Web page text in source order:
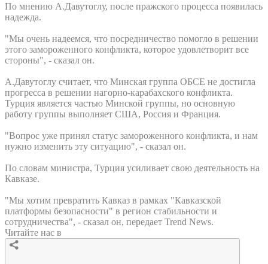
По мнению А.Давутоглу, после пражского процесса появилась
надежда.
"Мы очень надеемся, что посредничество помогло в решении
этого замороженного конфликта, которое удовлетворит все
стороны", - сказал он.
А.Давутоглу считает, что Минская группа ОБСЕ не достигла
прогресса в решении нагорно-карабахского конфликта.
Турция является частью Минской группы, но основную
работу группы выполняет США, Россия и Франция.
"Вопрос уже принял статус замороженного конфликта, и нам
нужно изменить эту ситуацию", - сказал он.
По словам министра, Турция усиливает свою деятельность на
Кавказе.
"Мы хотим превратить Кавказ в рамках "Кавказской
платформы безопасности" в регион стабильности и
сотрудничества", - сказал он, передает Trend News.
Читайте нас в